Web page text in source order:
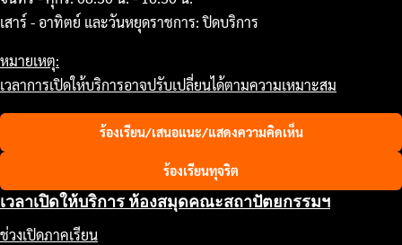
เสาร์ - อาทิตย์ และวันหยุดราชการ: ปิดบริการ
หมายเหตุ:
เวลาการเปิดให้บริการอาจปรับเปลี่ยนได้ตามความเหมาะสม
ร้องเรียน/เสนอแนะ/แสดงความคิดเห็น
ร้องเรียนทุจริต
เวลาเปิดให้บริการ ห้องสมุดคณะสถาปัตยกรรมฯ
ช่วงเปิดภาคเรียน